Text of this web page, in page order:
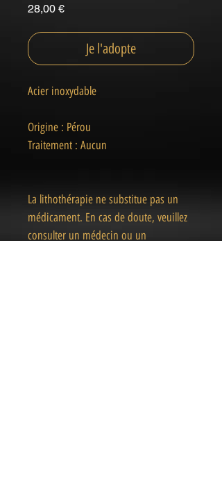
28,00 €Prix
Je l'adopte
Acier inoxydable
Origine : Pérou
Traitement : Aucun
La lithothérapie ne substitue pas un
médicament. En cas de doute, veuillez
consulter un médecin ou un